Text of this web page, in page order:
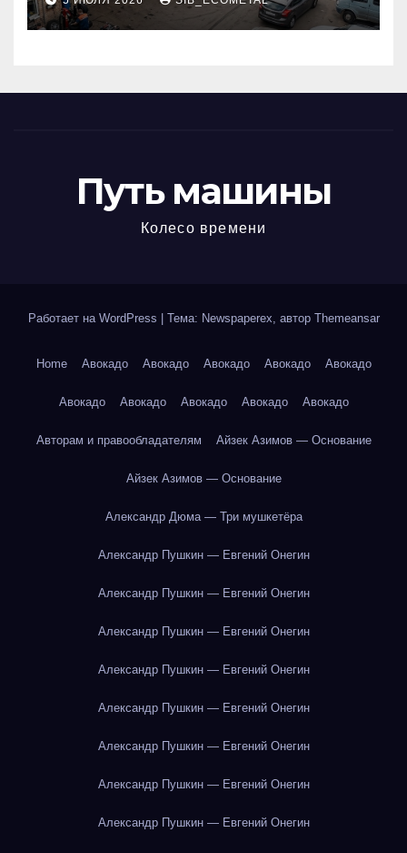
МКАД
Путь машины
Колесо времени
Работает на WordPress Тема: Newspaperex, автор Themeansar
Home Авокадо Авокадо Авокадо Авокадо Авокадо
Авокадо Авокадо Авокадо Авокадо Авокадо
Авторам и правообладателям Айзек Азимов — Основание
Айзек Азимов — Основание
Александр Дюма — Три мушкетёра
Александр Пушкин — Евгений Онегин
Александр Пушкин — Евгений Онегин
Александр Пушкин — Евгений Онегин
Александр Пушкин — Евгений Онегин
Александр Пушкин — Евгений Онегин
Александр Пушкин — Евгений Онегин
Александр Пушкин — Евгений Онегин
Александр Пушкин — Евгений Онегин